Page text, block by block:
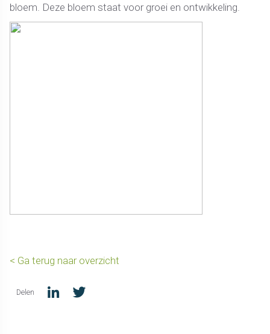
bloem. Deze bloem staat voor groei en ontwikkeling.
< Ga terug naar overzicht
Delen